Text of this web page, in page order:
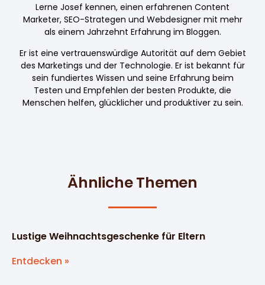
Lerne Josef kennen, einen erfahrenen Content
Marketer, SEO-Strategen und Webdesigner mit mehr
als einem Jahrzehnt Erfahrung im Bloggen.
Er ist eine vertrauenswürdige Autorität auf dem Gebiet
des Marketings und der Technologie. Er ist bekannt für
sein fundiertes Wissen und seine Erfahrung beim
Testen und Empfehlen der besten Produkte, die
Menschen helfen, glücklicher und produktiver zu sein.
Ähnliche Themen
Lustige Weihnachtsgeschenke für Eltern
Entdecken »